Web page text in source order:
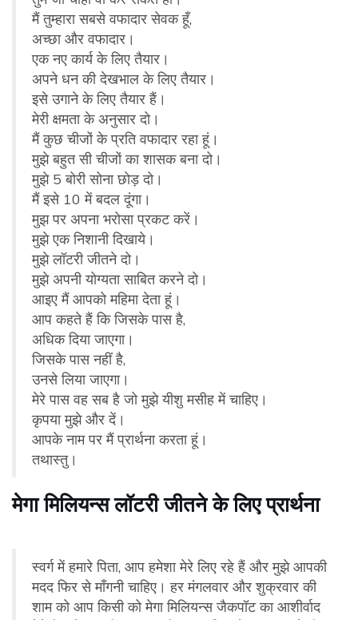
मैं तुम्हारा सबसे वफादार सेवक हूँ,
अच्छा और वफादार।
एक नए कार्य के लिए तैयार।
अपने धन की देखभाल के लिए तैयार।
इसे उगाने के लिए तैयार हैं।
मेरी क्षमता के अनुसार दो।
मैं कुछ चीजों के प्रति वफादार रहा हूं।
मुझे बहुत सी चीजों का शासक बना दो।
मुझे 5 बोरी सोना छोड़ दो।
मैं इसे 10 में बदल दूंगा।
मुझ पर अपना भरोसा प्रकट करें।
मुझे एक निशानी दिखाये।
मुझे लॉटरी जीतने दो।
मुझे अपनी योग्यता साबित करने दो।
आइए मैं आपको महिमा देता हूं।
आप कहते हैं कि जिसके पास है,
अधिक दिया जाएगा।
जिसके पास नहीं है,
उनसे लिया जाएगा।
मेरे पास वह सब है जो मुझे यीशु मसीह में चाहिए।
कृपया मुझे और दें।
आपके नाम पर मैं प्रार्थना करता हूं।
तथास्तु।
मेगा मिलियन्स लॉटरी जीतने के लिए प्रार्थना
स्वर्ग में हमारे पिता, आप हमेशा मेरे लिए रहे हैं और मुझे आपकी
मदद फिर से माँगनी चाहिए। हर मंगलवार और शुक्रवार की
शाम को आप किसी को मेगा मिलियन्स जैकपॉट का आशीर्वाद